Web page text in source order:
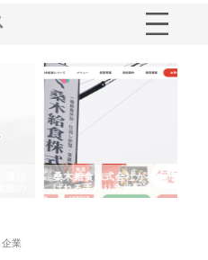
桑木給食株式会社が福山市で選
ばれる手作り弁当配達の理由
企業